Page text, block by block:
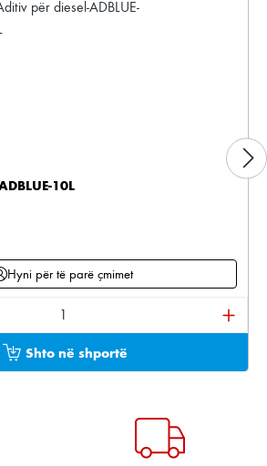
10L
Hyni për të parë çmimet
Shkruani sasinë e dëshiruar
Shto në shportë